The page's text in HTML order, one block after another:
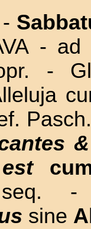
-
- ad
-
seq.
sine